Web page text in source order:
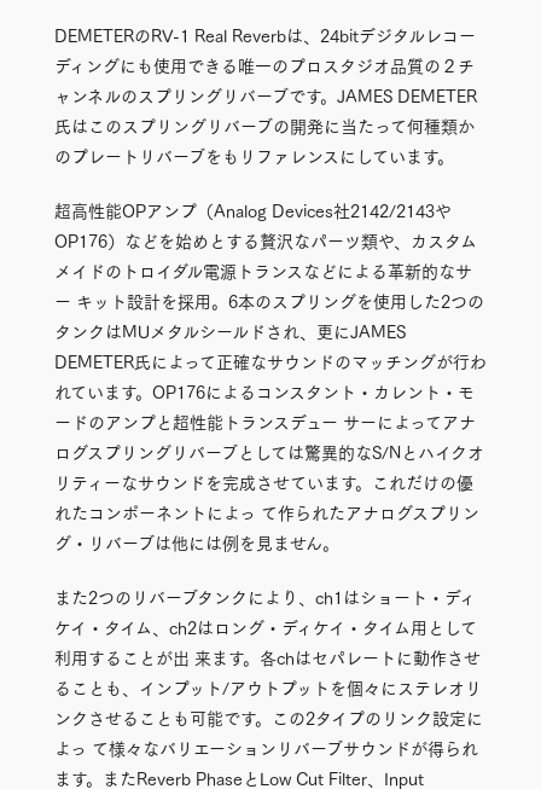
DEMETERのRV-1 Real Reverbは、24bitデジタルレコー
ディングにも使用できる唯一のプロスタジオ品質の２チ
ャンネルのスプリングリバーブです。JAMES DEMETER
氏はこのスプリングリバーブの開発に当たって何種類か
のプレートリバーブをもリファレンスにしています。
超高性能OPアンプ（Analog Devices社2142/2143や
OP176）などを始めとする贅沢なパーツ類や、カスタム
メイドのトロイダル電源トランスなどによる革新的なサ
ー キット設計を採用。6本のスプリングを使用した2つの
タンクはMUメタルシールドされ、更にJAMES
DEMETER氏によって正確なサウンドのマッチングが行わ
れています。OP176によるコンスタント・カレント・モ
ードのアンプと超性能トランスデュー サーによってアナ
ログスプリングリバーブとしては驚異的なS/Nとハイクオ
リティーなサウンドを完成させています。これだけの優
れたコンポーネントによっ て作られたアナログスプリン
グ・リバーブは他には例を見ません。
また2つのリバーブタンクにより、ch1はショート・ディ
ケイ・タイム、ch2はロング・ディケイ・タイム用として
利用することが出 来ます。各chはセパレートに動作させ
ることも、インプット/アウトプットを個々にステレオリ
ンクさせることも可能です。この2タイプのリンク設定に
よっ て様々なバリエーションリバーブサウンドが得られ
ます。またReverb PhaseとLow Cut Filter、Input